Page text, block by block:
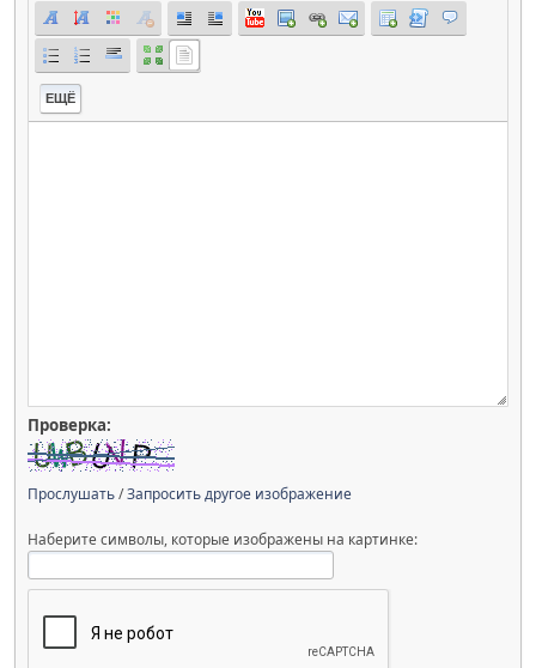
ЕЩЁ
Проверка:
Прослушать/Запросить другое изображение
Наберите символы, которые изображены на картинке: